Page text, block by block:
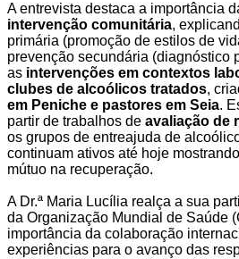
A entrevista destaca a importância
intervenção comunitária,
primária (promoção de estilos de
prevenção secundária (diagnóstico
as intervenções em contextos
clubes de alcoólicos tratados,
em Peniche e pastores em Seia.
partir de trabalhos de avaliação de
os grupos de entreajuda de
continuam ativos até hoje
mútuo na recuperação.
A Dr.ª Maria Lucília realça a sua
da Organização Mundial de Saúde
importância da colaboração
experiências para o avanço das